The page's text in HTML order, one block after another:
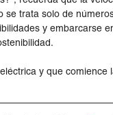
se trata solo de
y embarcarse
y que comience